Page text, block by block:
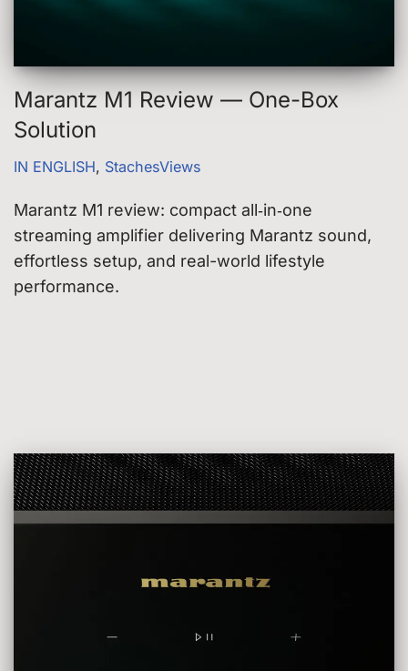
Marantz M1 Review — One-Box
Solution
IN ENGLISH, StachesViews
Marantz M1 review: compact all‑in‑one
streaming amplifier delivering Marantz sound,
effortless setup, and real-world lifestyle
performance.